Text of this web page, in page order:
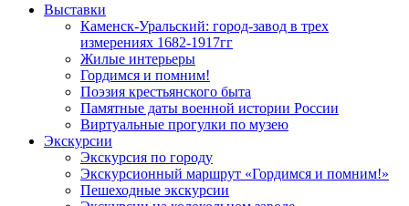
Выставки
Каменск-Уральский: город-завод в трех
измерениях 1682-1917гг
Жилые интерьеры
Гордимся и помним!
Поэзия крестьянского быта
Памятные даты военной истории России
Виртуальные прогулки по музею
Экскурсии
Экскурсия по городу
Экскурсионный маршрут «Гордимся и помним!»
Пешеходные экскурсии